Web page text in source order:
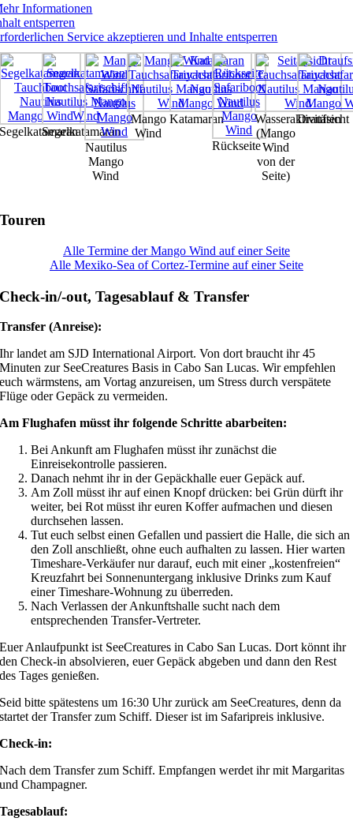
Informationen
entsperren
Service akzeptieren und Inhalte entsperren
SegelkatamaranSegelkatamaran
Nautilus
Mango
Wind
Mango
Wind
Katamaran
Rückseite
Wasseraktivitäten
(Mango
Wind
von der
Seite)
Draufsicht
Touren
Alle Termine der Mango Wind auf einer Seite
Alle Mexiko-Sea of Cortez-Termine auf einer Seite
Check-in/-out, Tagesablauf & Transfer
Transfer (Anreise):
Ihr landet am SJD International Airport. Von dort braucht ihr 45
Minuten zur SeeCreatures Basis in Cabo San Lucas. Wir empfehlen
euch wärmstens, am Vortag anzureisen, um Stress durch verspätete
Flüge oder Gepäck zu vermeiden.
Am Flughafen müsst ihr folgende Schritte abarbeiten:
Bei Ankunft am Flughafen müsst ihr zunächst die
Einreisekontrolle passieren.
Danach nehmt ihr in der Gepäckhalle euer Gepäck auf.
Am Zoll müsst ihr auf einen Knopf drücken: bei Grün dürft ihr
weiter, bei Rot müsst ihr euren Koffer aufmachen und diesen
durchsehen lassen.
Tut euch selbst einen Gefallen und passiert die Halle, die sich an
den Zoll anschließt, ohne euch aufhalten zu lassen. Hier warten
Timeshare-Verkäufer nur darauf, euch mit einer „kostenfreien“
Kreuzfahrt bei Sonnenuntergang inklusive Drinks zum Kauf
einer Timeshare-Wohnung zu überreden.
Nach Verlassen der Ankunftshalle sucht nach dem
entsprechenden Transfer-Vertreter.
Euer Anlaufpunkt ist SeeCreatures in Cabo San Lucas. Dort könnt ihr
den Check-in absolvieren, euer Gepäck abgeben und dann den Rest
des Tages genießen.
Seid bitte spätestens um 16:30 Uhr zurück am SeeCreatures, denn da
startet der Transfer zum Schiff. Dieser ist im Safaripreis inklusive.
Check-in:
Nach dem Transfer zum Schiff. Empfangen werdet ihr mit Margaritas
und Champagner.
Tagesablauf: